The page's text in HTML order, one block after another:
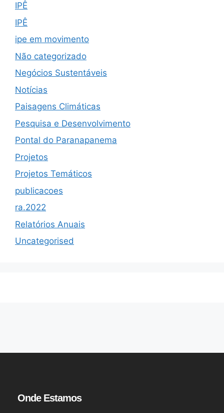
IPÊ
IPÊ
ipe em movimento
Não categorizado
Negócios Sustentáveis
Notícias
Paisagens Climáticas
Pesquisa e Desenvolvimento
Pontal do Paranapanema
Projetos
Projetos Temáticos
publicacoes
ra.2022
Relatórios Anuais
Uncategorised
Onde Estamos